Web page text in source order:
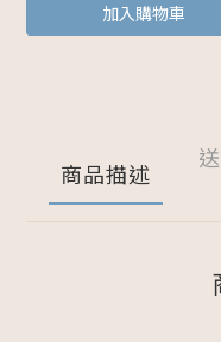
加入購物車
商品描述